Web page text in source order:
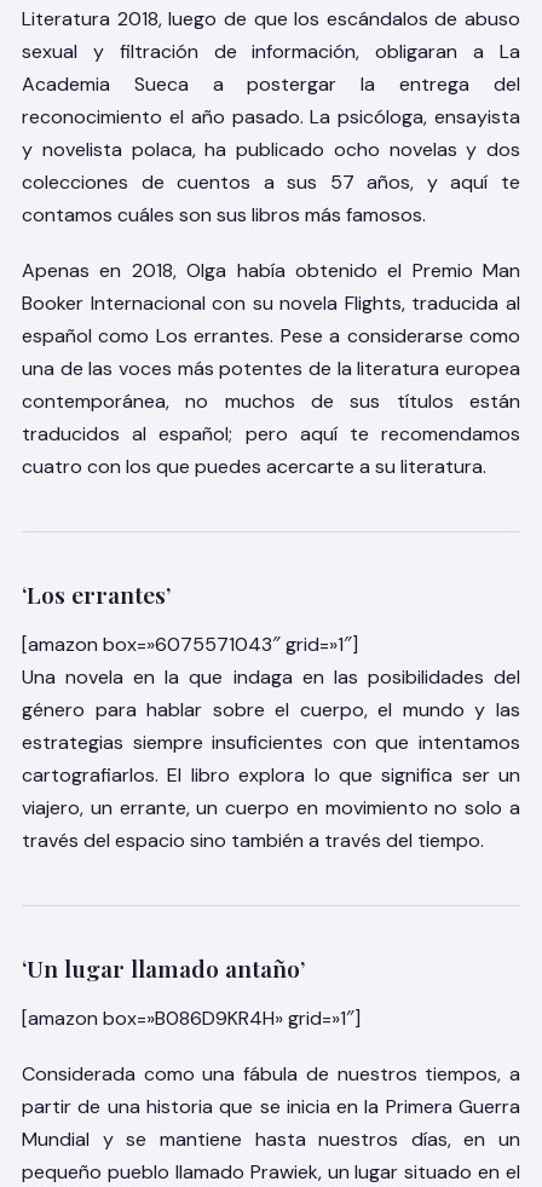
Literatura 2018, luego de que los escándalos de abuso
sexual y filtración de información, obligaran a La
Academia Sueca a postergar la entrega del
reconocimiento el año pasado. La psicóloga, ensayista
y novelista polaca, ha publicado ocho novelas y dos
colecciones de cuentos a sus 57 años, y aquí te
contamos cuáles son sus libros más famosos.
Apenas en 2018, Olga había obtenido el Premio Man
Booker Internacional con su novela Flights, traducida al
español como Los errantes. Pese a considerarse como
una de las voces más potentes de la literatura europea
contemporánea, no muchos de sus títulos están
traducidos al español; pero aquí te recomendamos
cuatro con los que puedes acercarte a su literatura.
‘Los errantes’
[amazon box=»6075571043″ grid=»1″]
Una novela en la que indaga en las posibilidades del
género para hablar sobre el cuerpo, el mundo y las
estrategias siempre insuficientes con que intentamos
cartografiarlos. El libro explora lo que significa ser un
viajero, un errante, un cuerpo en movimiento no solo a
través del espacio sino también a través del tiempo.
‘Un lugar llamado antaño’
[amazon box=»B086D9KR4H» grid=»1″]
Considerada como una fábula de nuestros tiempos, a
partir de una historia que se inicia en la Primera Guerra
Mundial y se mantiene hasta nuestros días, en un
pequeño pueblo llamado Prawiek, un lugar situado en el